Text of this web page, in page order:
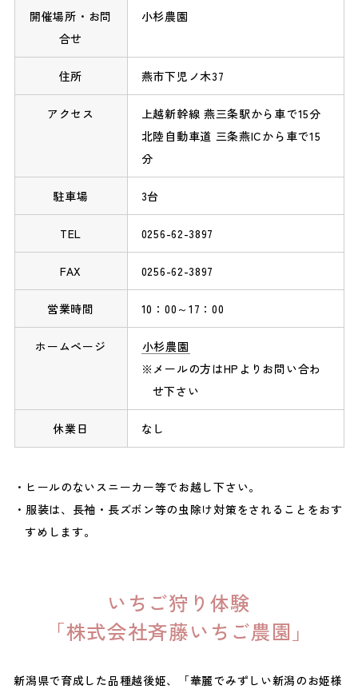
開催場所・お問
合せ
小杉農園
住所 燕市下児ノ木37
アクセス
上越新幹線 燕三条駅から車で15分
北陸自動車道 三条燕ICから車で15
分
駐車場 3台
TEL 0256-62-3897
FAX 0256-62-3897
営業時間 10：00～17：00
ホームページ
小杉農園
メールの方はHPよりお問い合わ
せ下さい
休業日 なし
ヒールのないスニーカー等でお越し下さい。
服装は、長袖・長ズボン等の虫除け対策をされることをおす
すめします。
いちご狩り体験
「株式会社斉藤いちご農園」
新潟県で育成した品種越後姫、「華麗でみずしい新潟のお姫様